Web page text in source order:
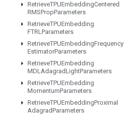
RetrieveTPUEmbeddingCentered
RMSPropParameters
RetrieveTPUEmbedding
FTRLParameters
RetrieveTPUEmbeddingFrequency
EstimatorParameters
RetrieveTPUEmbedding
MDLAdagradLightParameters
RetrieveTPUEmbedding
MomentumParameters
RetrieveTPUEmbeddingProximal
AdagradParameters